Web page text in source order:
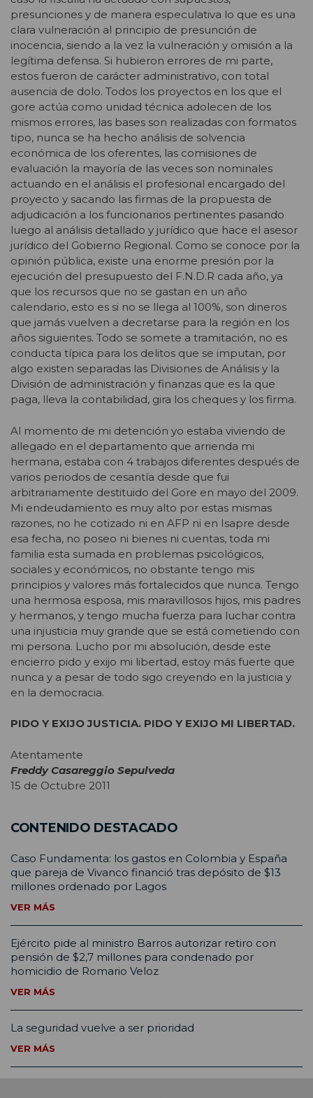
presunciones y de manera especulativa lo que es una
clara vulneración al principio de presunción de
inocencia, siendo a la vez la vulneración y omisión a la
legítima defensa. Si hubieron errores de mi parte,
estos fueron de carácter administrativo, con total
ausencia de dolo. Todos los proyectos en los que el
gore actúa como unidad técnica adolecen de los
mismos errores, las bases son realizadas con formatos
tipo, nunca se ha hecho análisis de solvencia
económica de los oferentes, las comisiones de
evaluación la mayoría de las veces son nominales
actuando en el análisis el profesional encargado del
proyecto y sacando las firmas de la propuesta de
adjudicación a los funcionarios pertinentes pasando
luego al análisis detallado y jurídico que hace el asesor
jurídico del Gobierno Regional. Como se conoce por la
opinión pública, existe una enorme presión por la
ejecución del presupuesto del F.N.D.R cada año, ya
que los recursos que no se gastan en un año
calendario, esto es si no se llega al 100%, son dineros
que jamás vuelven a decretarse para la región en los
años siguientes. Todo se somete a tramitación, no es
conducta típica para los delitos que se imputan, por
algo existen separadas las Divisiones de Análisis y la
División de administración y finanzas que es la que
paga, lleva la contabilidad, gira los cheques y los firma.
Al momento de mi detención yo estaba viviendo de
allegado en el departamento que arrienda mi
hermana, estaba con 4 trabajos diferentes después de
varios periodos de cesantía desde que fui
arbitrariamente destituido del Gore en mayo del 2009.
Mi endeudamiento es muy alto por estas mismas
razones, no he cotizado ni en AFP ni en Isapre desde
esa fecha, no poseo ni bienes ni cuentas, toda mi
familia esta sumada en problemas psicológicos,
sociales y económicos, no obstante tengo mis
principios y valores más fortalecidos que nunca. Tengo
una hermosa esposa, mis maravillosos hijos, mis padres
y hermanos, y tengo mucha fuerza para luchar contra
una injusticia muy grande que se está cometiendo con
mi persona. Lucho por mi absolución, desde este
encierro pido y exijo mi libertad, estoy más fuerte que
nunca y a pesar de todo sigo creyendo en la justicia y
en la democracia.
PIDO Y EXIJO JUSTICIA. PIDO Y EXIJO MI LIBERTAD.
Atentamente
Freddy Casareggio Sepulveda
15 de Octubre 2011
CONTENIDO DESTACADO
Caso Fundamenta: los gastos en Colombia y España
que pareja de Vivanco financió tras depósito de $13
millones ordenado por Lagos
VER MÁS
Ejército pide al ministro Barros autorizar retiro con
pensión de $2,7 millones para condenado por
homicidio de Romario Veloz
VER MÁS
La seguridad vuelve a ser prioridad
VER MÁS